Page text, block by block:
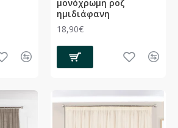
μονόχρωμη ροζ
ημιδιάφανη
18,90€